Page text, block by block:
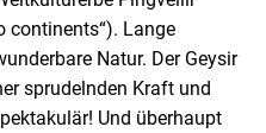
continents“). Lange
Natur. Der Geysir
sprudelnden Kraft und
Und überhaupt